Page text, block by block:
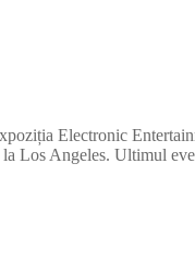
Electronic
Los Angeles. Ultimul